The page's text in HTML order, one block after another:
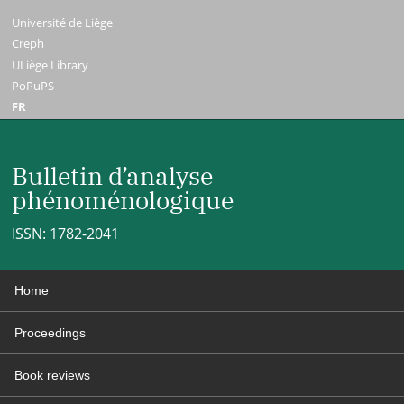
Université de Liège
Creph
ULiège Library
PoPuPS
FR
Bulletin d’analyse
phénoménologique
ISSN: 1782-2041
Home
Proceedings
Book reviews